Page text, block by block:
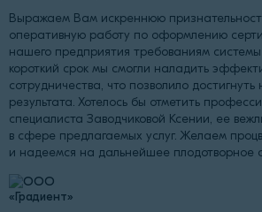
Выражаем Вам искреннюю
оперативную работу по оформлению
нашего предприятия требованиям системы
короткий срок мы смогли наладить
сотрудничества, что позволило
результата. Хотелось бы отметить
специалиста Заводчиковой Ксении, ее
в сфере предлагаемых услуг. Желаем
и надеемся на дальнейшее плодотворное